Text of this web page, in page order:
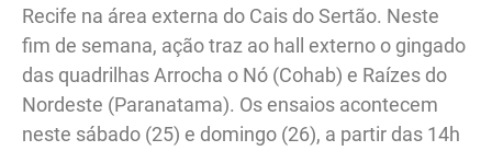
Recife na área externa do Cais do Sertão. Neste
fim de semana, ação traz ao hall externo o gingado
das quadrilhas Arrocha o Nó (Cohab) e Raízes do
Nordeste (Paranatama). Os ensaios acontecem
neste sábado (25) e domingo (26), a partir das 14h